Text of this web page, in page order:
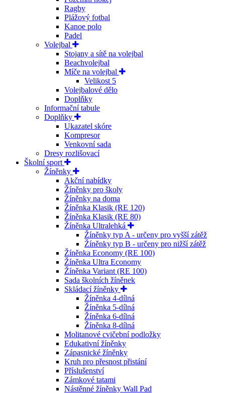
Ragby
Plážový fotbal
Kanoe polo
Padel
Volejbal
Stojany a sítě na volejbal
Beachvolejbal
Míče na volejbal
Velikost 5
Volejbalové dělo
Doplňky
Informační tabule
Doplňky
Ukazatel skóre
Kompresor
Venkovní sada
Dresy rozlišovací
Školní sport
Žíněnky
Akční nabídky
Žíněnky pro školy
Žíněnky na doma
Žíněnka Klasik (RE 120)
Žíněnka Klasik (RE 80)
Žíněnka Ultralehká
Žíněnky typ A - určeny pro vyšší zátěž
Žíněnky typ B - určeny pro nižší zátěž
Žíněnka Economy (RE 100)
Žíněnka Ultra Economy
Žíněnka Variant (RE 100)
Sada školních žíněnek
Skládací žíněnky
Žíněnka 4-dílná
Žíněnka 5-dílná
Žíněnka 6-dílná
Žíněnka 8-dílná
Molitanové cvičební podložky
Edukativní žíněnky
Zápasnické žíněnky
Kruh pro přesnost přistání
Příslušenství
Zámkové tatami
Nástěnné žíněnky Wall Pad